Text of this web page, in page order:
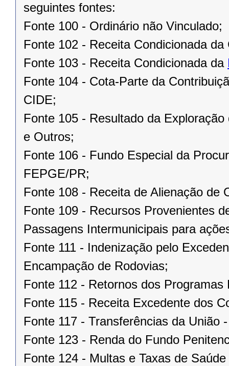
seguintes fontes:
Fonte 100 - Ordinário não Vinculado;
Fonte 102 - Receita Condicionada
Fonte 103 - Receita Condicionada da
Fonte 104 - Cota-Parte da
CIDE;
Fonte 105 - Resultado da
e Outros;
Fonte 106 - Fundo Especial da
FEPGE/PR;
Fonte 108 - Receita de Alienação de
Fonte 109 - Recursos Provenientes
Passagens Intermunicipais para
Fonte 111 - Indenização pelo
Encampação de Rodovias;
Fonte 112 - Retornos dos
Fonte 115 - Receita Excedente dos
Fonte 117 - Transferências da União
Fonte 123 - Renda do Fundo
Fonte 124 - Multas e Taxas de